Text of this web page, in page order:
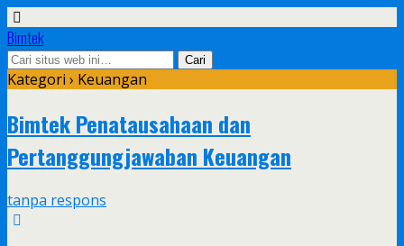
Bimtek
Kategori › Keuangan
Bimtek Penatausahaan dan
Pertanggungjawaban Keuangan
tanpa respons